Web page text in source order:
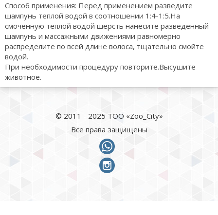
Способ применения: Перед применением разведите
шампунь теплой водой в соотношении 1:4-1:5.На
смоченную теплой водой шерсть нанесите разведенный
шампунь и массажными движениями равномерно
распределите по всей длине волоса, тщательно смойте
водой.
При необходимости процедуру повторите.Высушите
животное.
© 2011 - 2025 ТОО «Zoo_City»
Все права защищены
instagram